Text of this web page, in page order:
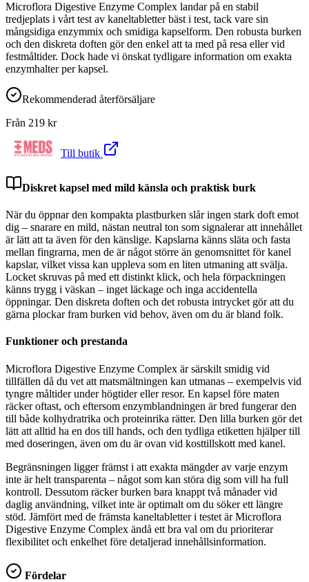
Microflora Digestive Enzyme Complex landar på en stabil
tredjeplats i vårt test av kaneltabletter bäst i test, tack vare sin
mångsidiga enzymmix och smidiga kapselform. Den robusta burken
och den diskreta doften gör den enkel att ta med på resa eller vid
festmåltider. Dock hade vi önskat tydligare information om exakta
enzymhalter per kapsel.
Rekommenderad återförsäljare
Från 219 kr
Till butik
Diskret kapsel med mild känsla och praktisk burk
När du öppnar den kompakta plastburken slår ingen stark doft emot
dig – snarare en mild, nästan neutral ton som signalerar att innehållet
är lätt att ta även för den känslige. Kapslarna känns släta och fasta
mellan fingrarna, men de är något större än genomsnittet för kanel
kapslar, vilket vissa kan uppleva som en liten utmaning att svälja.
Locket skruvas på med ett distinkt klick, och hela förpackningen
känns trygg i väskan – inget läckage och inga accidentella
öppningar. Den diskreta doften och det robusta intrycket gör att du
gärna plockar fram burken vid behov, även om du är bland folk.
Funktioner och prestanda
Microflora Digestive Enzyme Complex är särskilt smidig vid
tillfällen då du vet att matsmältningen kan utmanas – exempelvis vid
tyngre måltider under högtider eller resor. En kapsel före maten
räcker oftast, och eftersom enzymblandningen är bred fungerar den
till både kolhydratrika och proteinrika rätter. Den lilla burken gör det
lätt att alltid ha en dos till hands, och den tydliga etiketten hjälper till
med doseringen, även om du är ovan vid kosttillskott med kanel.
Begränsningen ligger främst i att exakta mängder av varje enzym
inte är helt transparenta – något som kan störa dig som vill ha full
kontroll. Dessutom räcker burken bara knappt två månader vid
daglig användning, vilket inte är optimalt om du söker ett längre
stöd. Jämfört med de främsta kaneltabletter i testet är Microflora
Digestive Enzyme Complex ändå ett bra val om du prioriterar
flexibilitet och enkelhet före detaljerad innehållsinformation.
Fördelar